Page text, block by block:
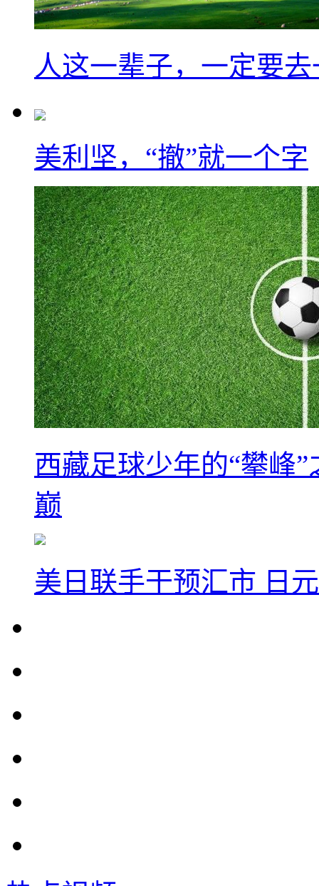
人这一辈子，一定要
美利坚，“撤”就一个字
西藏足球少年的“攀峰
巅
美日联手干预汇市 日